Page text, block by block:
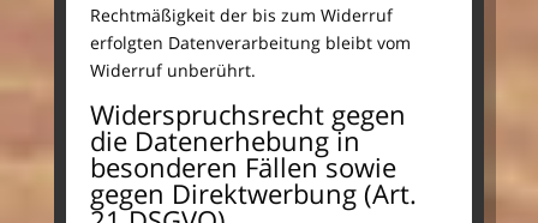
Rechtmäßigkeit der bis zum Widerruf
erfolgten Datenverarbeitung bleibt vom
Widerruf unberührt.
Widerspruchsrecht gegen
die Datenerhebung in
besonderen Fällen sowie
gegen Direktwerbung (Art.